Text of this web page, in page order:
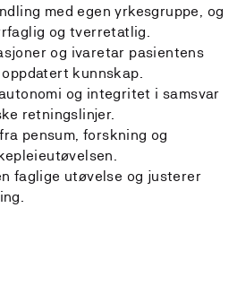
med egen yrkesgruppe, og
og tverretatlig.
og ivaretar pasientens
kunnskap.
og integritet i samsvar
retningslinjer.
pensum, forskning og
faglige utøvelse og justerer